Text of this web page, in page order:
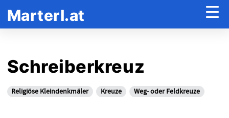
Marterl.at
Schreiberkreuz
Religiöse Kleindenkmäler Kreuze Weg- oder Feldkreuze